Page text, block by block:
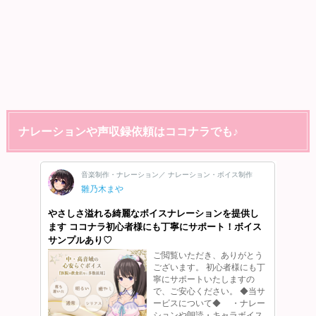
ナレーションや声収録依頼はココナラでも♪